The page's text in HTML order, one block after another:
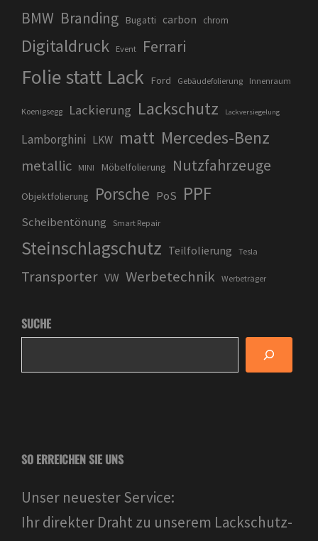
BMW Branding Bugatti carbon chrom
Digitaldruck Event Ferrari
Folie statt Lack Ford Gebäudefolierung Innenraum
Koenigsegg Lackierung Lackschutz Lackversiegelung
Lamborghini LKW matt Mercedes-Benz
metallic MINI Möbelfolierung Nutzfahrzeuge
Objektfolierung Porsche PoS PPF
Scheibentönung Smart Repair
Steinschlagschutz Teilfolierung Tesla
Transporter VW Werbetechnik Werbeträger
SUCHE
SO ERREICHEN SIE UNS
Unser neuester Service:
Ihr direkter Draht zu unserem Lackschutz-